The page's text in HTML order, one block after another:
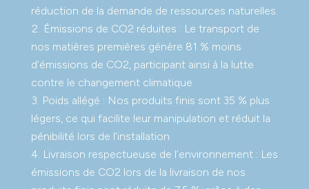
réduction de la demande de ressources naturelles.
Émissions de CO2 réduites : Le transport de
nos matières premières génère 81 % moins
d’émissions de CO2, participant ainsi à la lutte
contre le changement climatique.
Poids allégé : Nos produits finis sont 35 % plus
légers, ce qui facilite leur manipulation et réduit la
pénibilité lors de l’installation.
Livraison respectueuse de l’environnement : Les
émissions de CO2 lors de la livraison de nos